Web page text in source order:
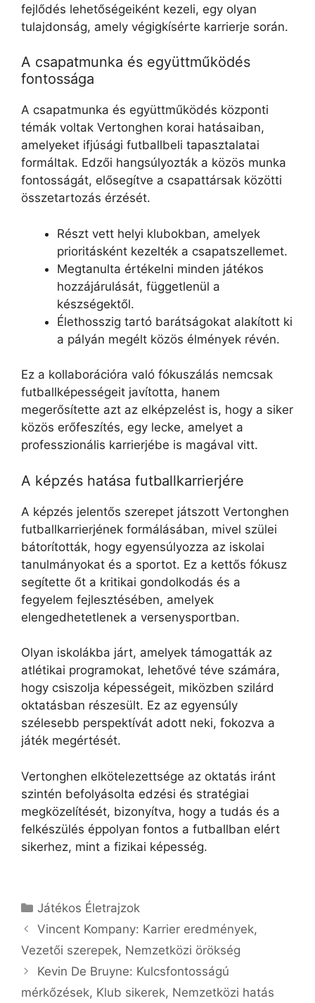
fejlődés lehetőségeiként kezeli, egy olyan
tulajdonság, amely végigkísérte karrierje során.
A csapatmunka és együttműködés
fontossága
A csapatmunka és együttműködés központi
témák voltak Vertonghen korai hatásaiban,
amelyeket ifjúsági futballbeli tapasztalatai
formáltak. Edzői hangsúlyozták a közös munka
fontosságát, elősegítve a csapattársak közötti
összetartozás érzését.
Részt vett helyi klubokban, amelyek
prioritásként kezelték a csapatszellemet.
Megtanulta értékelni minden játékos
hozzájárulását, függetlenül a
készségektől.
Élethosszig tartó barátságokat alakított ki
a pályán megélt közös élmények révén.
Ez a kollaborációra való fókuszálás nemcsak
futballképességeit javította, hanem
megerősítette azt az elképzelést is, hogy a siker
közös erőfeszítés, egy lecke, amelyet a
professzionális karrierjébe is magával vitt.
A képzés hatása futballkarrierjére
A képzés jelentős szerepet játszott Vertonghen
futballkarrierjének formálásában, mivel szülei
bátorították, hogy egyensúlyozza az iskolai
tanulmányokat és a sportot. Ez a kettős fókusz
segítette őt a kritikai gondolkodás és a
fegyelem fejlesztésében, amelyek
elengedhetetlenek a versenysportban.
Olyan iskolákba járt, amelyek támogatták az
atlétikai programokat, lehetővé téve számára,
hogy csiszolja képességeit, miközben szilárd
oktatásban részesült. Ez az egyensúly
szélesebb perspektívát adott neki, fokozva a
játék megértését.
Vertonghen elkötelezettsége az oktatás iránt
szintén befolyásolta edzési és stratégiai
megközelítését, bizonyítva, hogy a tudás és a
felkészülés éppolyan fontos a futballban elért
sikerhez, mint a fizikai képesség.
Categories
Játékos Életrajzok
Vincent Kompany: Karrier eredmények,
Vezetői szerepek, Nemzetközi örökség
Kevin De Bruyne: Kulcsfontosságú
mérkőzések, Klub sikerek, Nemzetközi hatás